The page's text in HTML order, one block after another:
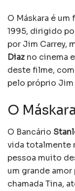
O Máskara é
1995, dirigido
por Jim Carrey,
Diaz no cinema
deste filme,
pelo próprio Jim
O
O Bancário
vida totalmente
pessoa muito
um grande
chamada Tina,